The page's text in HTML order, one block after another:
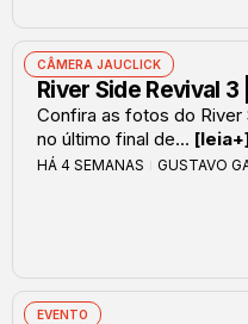
CÂMERA JAUCLICK
River Side Revival 3
Confira as fotos do
no último final de...
HÁ 4 SEMANAS GUSTAVO
EVENTO